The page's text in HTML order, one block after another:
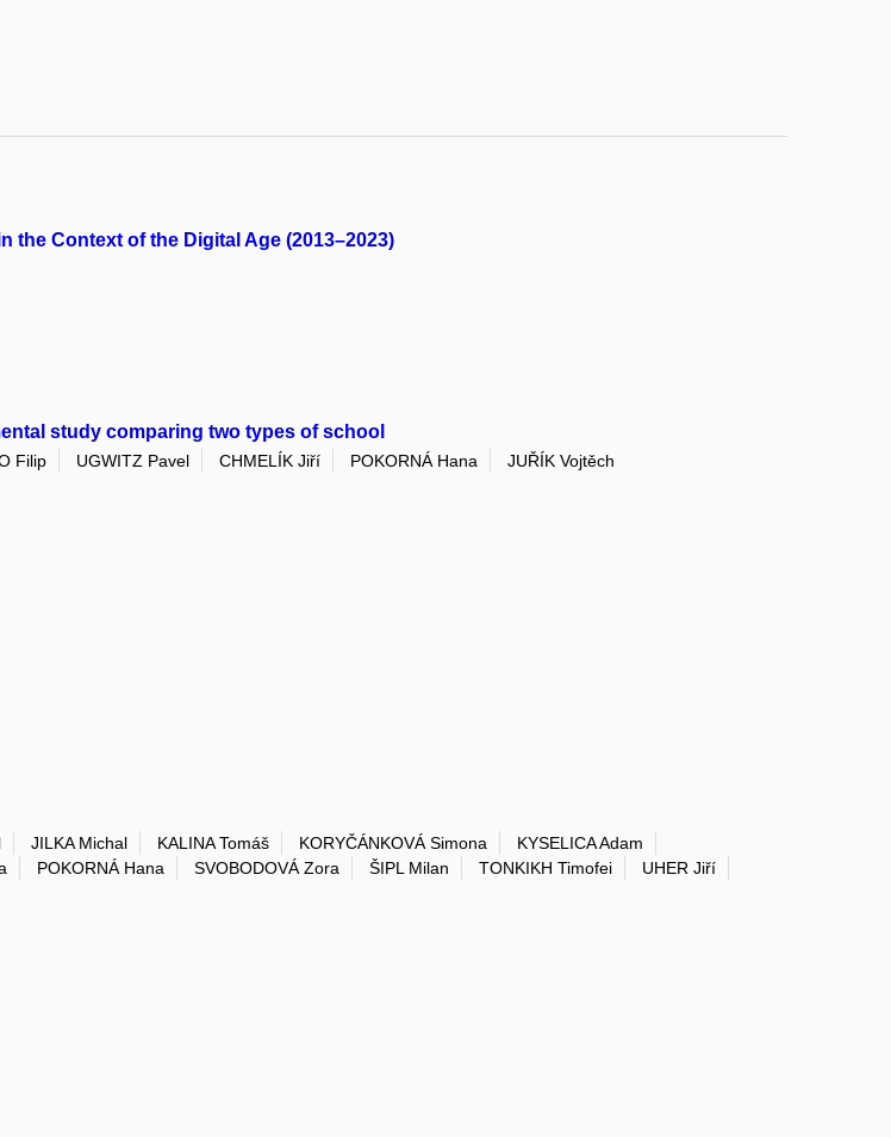
Context of the Digital Age (2013–2023)
study comparing two types of school
Filip UGWITZ Pavel CHMELÍK Jiří POKORNÁ Hana
JUŘÍK Vojtěch
JILKA Michal KALINA Tomáš KORYČÁNKOVÁ Simona
KYSELICA Adam
POKORNÁ Hana SVOBODOVÁ Zora ŠIPL Milan TONKIKH Timofei
UHER Jiří